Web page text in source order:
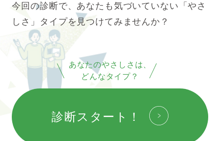
今回の診断で、あなたも気づいていない 「やさ
しさ」タイプを見つけてみませんか？
あなたのやさしさは、
どんなタイプ？
診断スタート！